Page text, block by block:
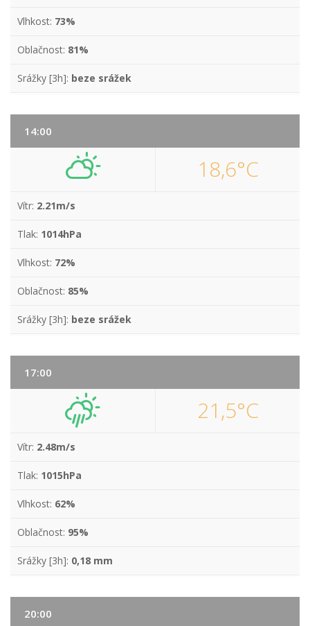
Vlhkost: 73%
Oblačnost: 81%
Srážky [3h]: beze srážek
14:00
18,6°C
Vítr: 2.21m/s
Tlak: 1014hPa
Vlhkost: 72%
Oblačnost: 85%
Srážky [3h]: beze srážek
17:00
21,5°C
Vítr: 2.48m/s
Tlak: 1015hPa
Vlhkost: 62%
Oblačnost: 95%
Srážky [3h]: 0,18 mm
20:00